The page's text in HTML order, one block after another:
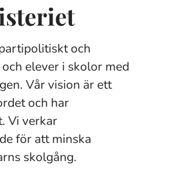
och
elever i skolor med
Vår vision är ett
och har
Vi verkar
för att minska
skolgång.